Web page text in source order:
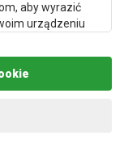
aby wyrazić
urządzeniu
w zakresie w
Bartosik z
dostarczanie
konsument jest